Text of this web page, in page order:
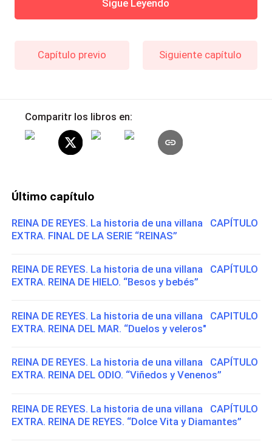
Sigue Leyendo
Capítulo previo Siguiente capítulo
Comparitr los libros en:
Último capítulo
REINA DE REYES. La historia de una villana CAPÍTULO
EXTRA. FINAL DE LA SERIE “REINAS”
REINA DE REYES. La historia de una villana CAPÍTULO
EXTRA. REINA DE HIELO. “Besos y bebés”
REINA DE REYES. La historia de una villana CAPITULO
EXTRA. REINA DEL MAR. “Duelos y veleros"
REINA DE REYES. La historia de una villana CAPÍTULO
EXTRA. REINA DEL ODIO. “Viñedos y Venenos”
REINA DE REYES. La historia de una villana CAPÍTULO
EXTRA. REINA DE REYES. “Dolce Vita y Diamantes”